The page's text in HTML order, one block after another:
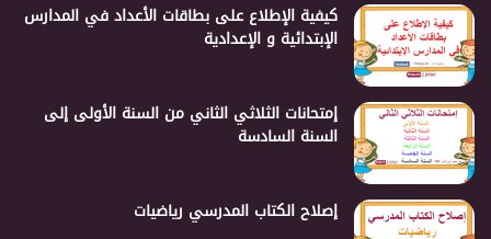
كيفية الإطلاع على بطاقات الأعداد في المدارس
الإبتدائية و الإعدادية
إمتحانات الثلاثي الثاني من السنة الأولى إلى
السنة السادسة
إصلاح الكتاب المدرسي رياضيات